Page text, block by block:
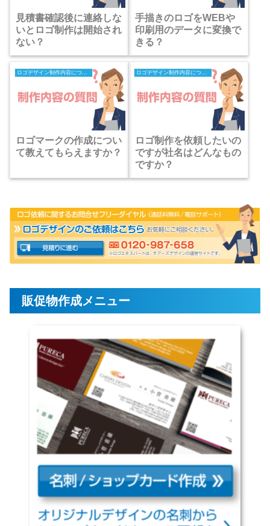
見積書確認後に連絡しな
いとロゴ制作は開始され
ない？
手描きのロゴをWEBや
印刷用のデータに変換で
きる？
ロゴデザイン制作内容についての質問
ロゴマークの作成につい
て教えてもらえますか？
ロゴデザイン制作内容についての質問
ロゴ制作を依頼したいの
ですが社名はどんなもの
ですか？
販促物作成メニュー